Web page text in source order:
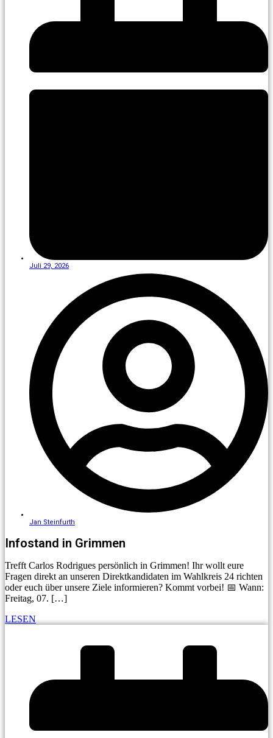
Juli 29, 2026
Jan Steinfurth
Infostand in Grimmen
Trefft Carlos Rodrigues persönlich in Grimmen! Ihr wollt eure
Fragen direkt an unseren Direktkandidaten im Wahlkreis 24 richten
oder euch über unsere Ziele informieren? Kommt vorbei! 📅 Wann:
Freitag, 07. […]
LESEN